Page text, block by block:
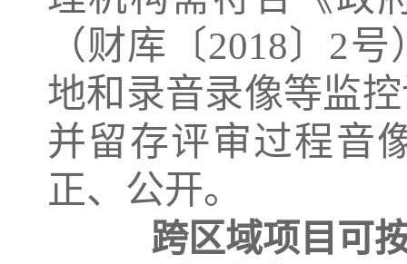
（财库〔2018〕2
地和录音录像等监
并留存评审过程音
正、公开。
跨区域项目可